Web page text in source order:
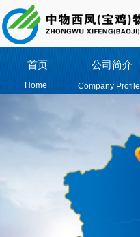
Home Company Profile
首页 公司简介